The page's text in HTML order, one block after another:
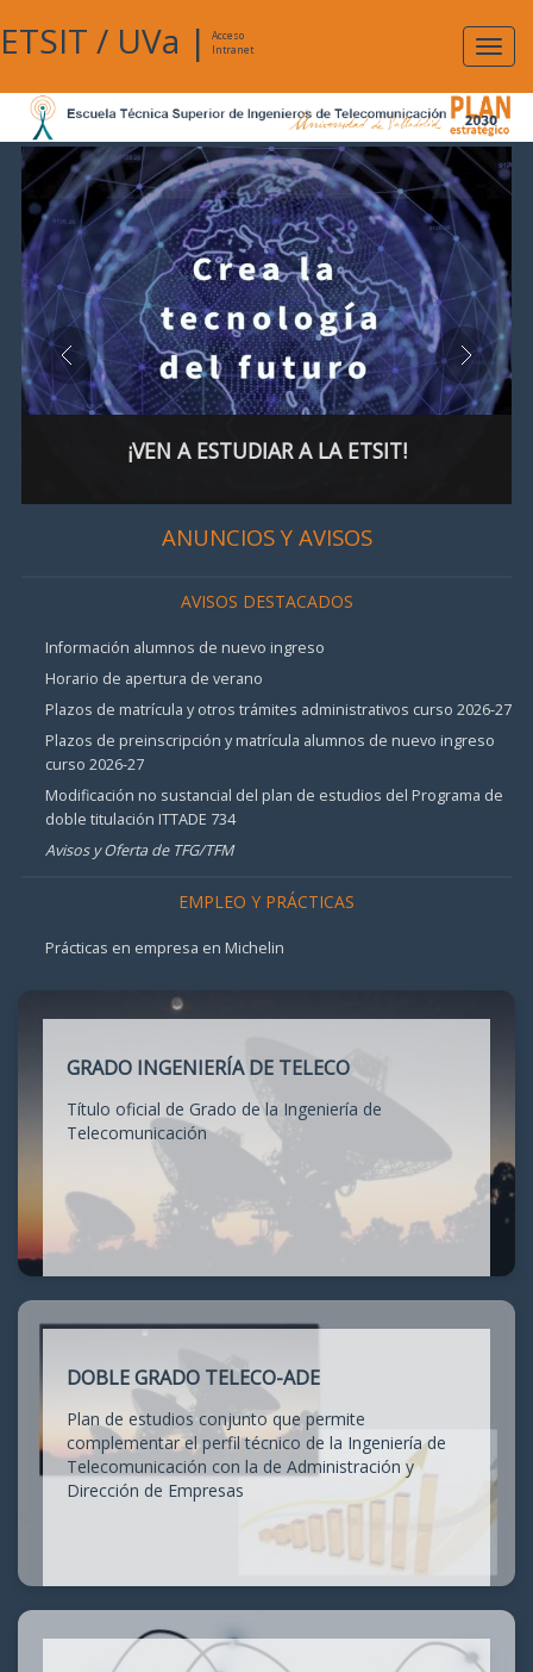
ETSIT / UVa |
Acceso
Intranet
¡VEN A ESTUDIAR A LA ETSIT!
ANUNCIOS Y AVISOS
AVISOS DESTACADOS
Información alumnos de nuevo ingreso
Horario de apertura de verano
Plazos de matrícula y otros trámites administrativos curso 2026-27
Plazos de preinscripción y matrícula alumnos de nuevo ingreso
curso 2026-27
Modificación no sustancial del plan de estudios del Programa de
doble titulación ITTADE 734
Avisos y Oferta de TFG/TFM
EMPLEO Y PRÁCTICAS
Prácticas en empresa en Michelin
GRADO INGENIERÍA DE TELECO
Título oficial de Grado de la Ingeniería de
Telecomunicación
DOBLE GRADO TELECO-ADE
Plan de estudios conjunto que permite
complementar el perfil técnico de la Ingeniería de
Telecomunicación con la de Administración y
Dirección de Empresas